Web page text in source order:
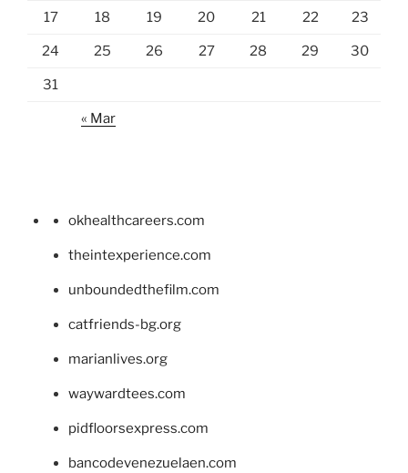
17 18 19 20 21 22 23
24 25 26 27 28 29 30
31
« Mar
okhealthcareers.com
theintexperience.com
unboundedthefilm.com
catfriends-bg.org
marianlives.org
waywardtees.com
pidfloorsexpress.com
bancodevenezuelaen.com